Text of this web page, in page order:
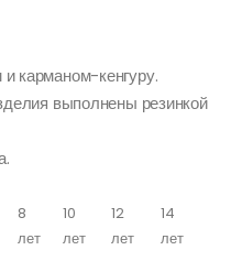
карманом-кенгуру.
выполнены резинкой
8
лет
10
лет
12
лет
14
лет